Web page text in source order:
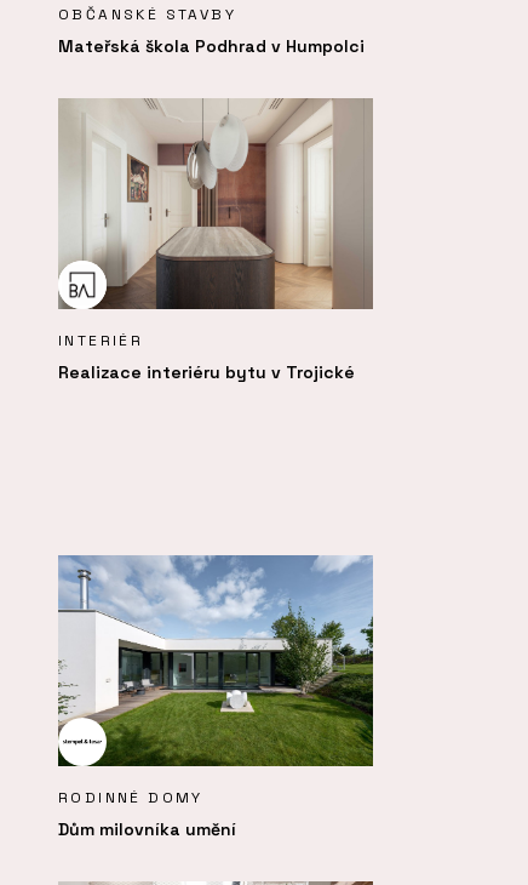
OBČANSKÉ STAVBY
Mateřská škola Podhrad v Humpolci
INTERIÉR
Realizace interiéru bytu v Trojické
RODINNÉ DOMY
Dům milovníka umění